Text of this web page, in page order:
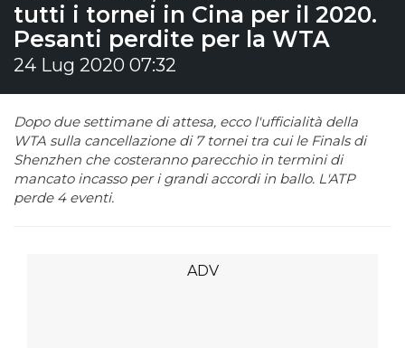
tutti i tornei in Cina per il 2020.
Pesanti perdite per la WTA
24 Lug 2020 07:32
Dopo due settimane di attesa, ecco l'ufficialità della
WTA sulla cancellazione di 7 tornei tra cui le Finals di
Shenzhen che costeranno parecchio in termini di
mancato incasso per i grandi accordi in ballo. L'ATP
perde 4 eventi.